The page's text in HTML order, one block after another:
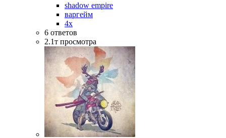
shadow empire
варгейм
4x
6 ответов
2.1т просмотра